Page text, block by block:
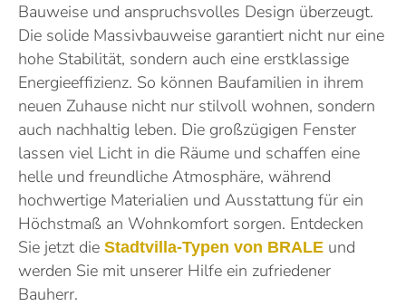
Bauweise und anspruchsvolles Design überzeugt.
Die solide Massivbauweise garantiert nicht nur eine
hohe Stabilität, sondern auch eine erstklassige
Energieeffizienz. So können Baufamilien in ihrem
neuen Zuhause nicht nur stilvoll wohnen, sondern
auch nachhaltig leben. Die großzügigen Fenster
lassen viel Licht in die Räume und schaffen eine
helle und freundliche Atmosphäre, während
hochwertige Materialien und Ausstattung für ein
Höchstmaß an Wohnkomfort sorgen. Entdecken
Sie jetzt die Stadtvilla-Typen von BRALE und
werden Sie mit unserer Hilfe ein zufriedener
Bauherr.